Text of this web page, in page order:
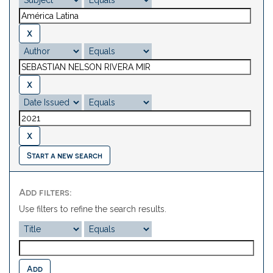
Start a new search
Add filters:
Use filters to refine the search results.